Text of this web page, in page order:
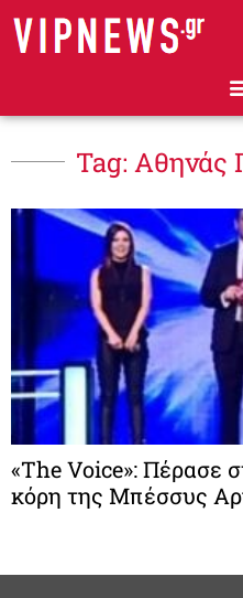
Tag: Αθηνάς
«Τhe Voice»: Πέρασε
κόρη της Μπέσσυς